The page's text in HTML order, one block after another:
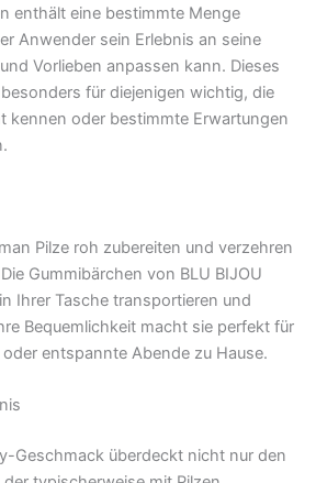
enthält eine bestimmte Menge
Anwender sein Erlebnis an seine
Vorlieben anpassen kann. Dieses
für diejenigen wichtig, die
kennen oder bestimmte Erwartungen
Pilze roh zubereiten und verzehren
Gummibärchen von BLU BIJOU
Ihrer Tasche transportieren und
Bequemlichkeit macht sie perfekt für
entspannte Abende zu Hause.
Geschmack überdeckt nicht nur den